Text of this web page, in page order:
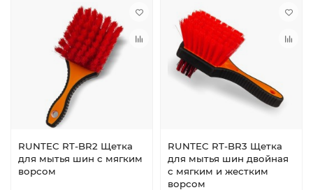
RUNTEC RT-BR2 Щетка
для мытья шин с мягким
ворсом
RUNTEC RT-BR3 Щетка
для мытья шин двойная
с мягким и жестким
ворсом